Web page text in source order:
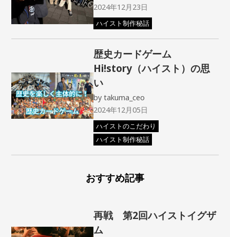
2024年12月23日
ハイスト制作秘話
歴史カードゲーム
Hi!story（ハイスト）の思
い
bytakuma_ceo
2024年12月05日
ハイストのこだわり
ハイスト制作秘話
おすすめ記事
再戦 第2回ハイストイグザ
ム